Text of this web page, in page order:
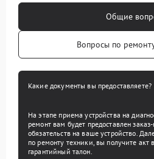
Общие
Вопросы по
Какие документы вы предоставляете?
На этапе приема устройства на
ремонт вам будет предоставлен
обязательств на ваше устройство.
по ремонту техники, вы получите акт
гарантийный талон.